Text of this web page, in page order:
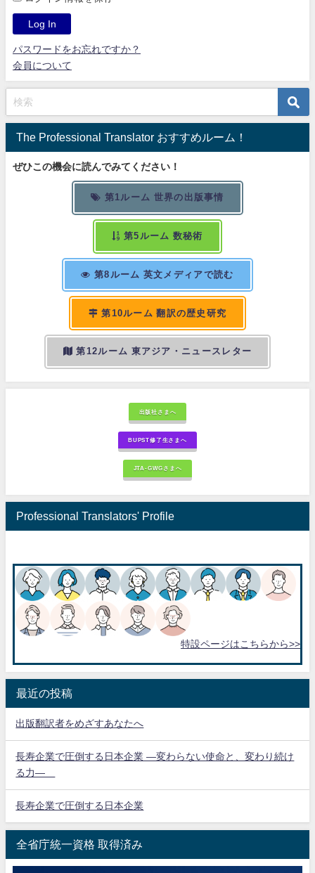
パスワードをお忘れですか？
会員について
The Professional Translator おすすめルーム！
ぜひこの機会に読んでみてください！
第1ルーム 世界の出版事情
第5ルーム 数秘術
第8ルーム 英文メディアで読む
第10ルーム 翻訳の歴史研究
第12ルーム 東アジア・ニュースレター
出版社さまへ
BUPST修了生さまへ
JTA-GWGさまへ
Professional Translators' Profile
特設ページはこちらから>>
最近の投稿
出版翻訳者をめざすあなたへ
長寿企業で圧倒する日本企業 ―変わらない使命と、変わり続け
る力―
長寿企業で圧倒する日本企業
全省庁統一資格 取得済み